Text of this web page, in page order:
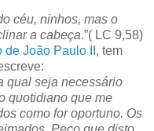
céu, ninhos, mas o
a cabeça.”( LC 9,58)
João Paulo II , tem
qual seja necessário
quotidiano que me
como for oportuno. Os